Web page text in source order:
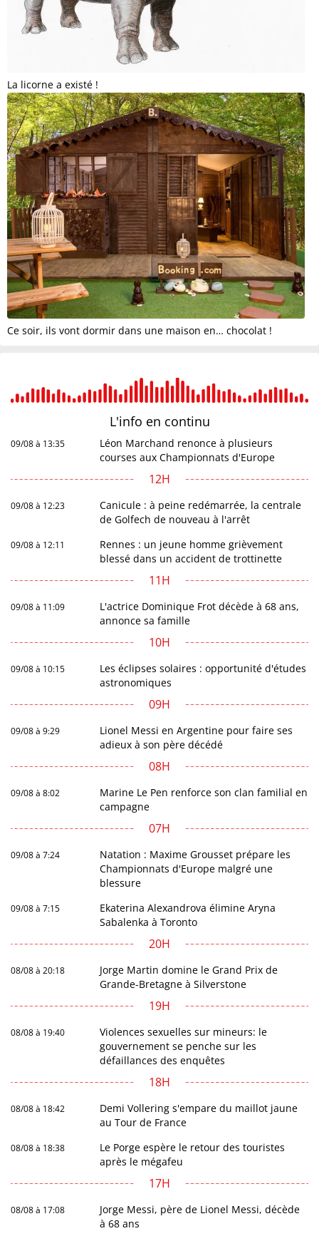
La licorne a existé !
Ce soir, ils vont dormir dans une maison en… chocolat !
L'info en continu
09/08 à 13:35
Léon Marchand renonce à plusieurs
courses aux Championnats d'Europe
12H
09/08 à 12:23
Canicule : à peine redémarrée, la centrale
de Golfech de nouveau à l'arrêt
09/08 à 12:11
Rennes : un jeune homme grièvement
blessé dans un accident de trottinette
11H
09/08 à 11:09
L'actrice Dominique Frot décède à 68 ans,
annonce sa famille
10H
09/08 à 10:15
Les éclipses solaires : opportunité d'études
astronomiques
09H
09/08 à 9:29
Lionel Messi en Argentine pour faire ses
adieux à son père décédé
08H
09/08 à 8:02
Marine Le Pen renforce son clan familial en
campagne
07H
09/08 à 7:24
Natation : Maxime Grousset prépare les
Championnats d'Europe malgré une
blessure
09/08 à 7:15
Ekaterina Alexandrova élimine Aryna
Sabalenka à Toronto
20H
08/08 à 20:18
Jorge Martin domine le Grand Prix de
Grande-Bretagne à Silverstone
19H
08/08 à 19:40
Violences sexuelles sur mineurs: le
gouvernement se penche sur les
défaillances des enquêtes
18H
08/08 à 18:42
Demi Vollering s'empare du maillot jaune
au Tour de France
08/08 à 18:38
Le Porge espère le retour des touristes
après le mégafeu
17H
08/08 à 17:08
Jorge Messi, père de Lionel Messi, décède
à 68 ans